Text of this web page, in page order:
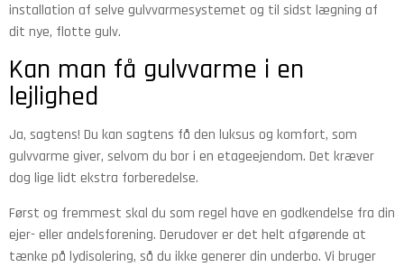
installation af selve gulvvarmesystemet og til sidst lægning af
dit nye, flotte gulv.
Kan man få gulvvarme i en
lejlighed
Ja, sagtens! Du kan sagtens få den luksus og komfort, som
gulvvarme giver, selvom du bor i en etageejendom. Det kræver
dog lige lidt ekstra forberedelse.
Først og fremmest skal du som regel have en godkendelse fra din
ejer- eller andelsforening. Derudover er det helt afgørende at
tænke på lydisolering, så du ikke generer din underbo. Vi bruger